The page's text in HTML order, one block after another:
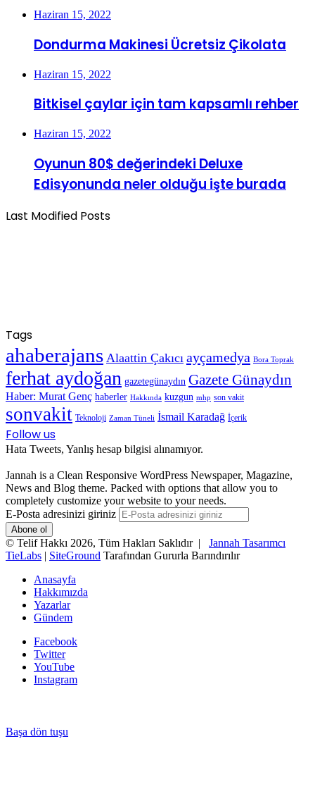
Haziran 15, 2022
Dondurma Makinesi Ücretsiz Çikolata
Haziran 15, 2022
Bitkisel çaylar için tam kapsamlı rehber
Haziran 15, 2022
Oyunun 80$ değerindeki Deluxe
Edisyonunda neler olduğu işte burada
Last Modified Posts
Tags
ahaberajans Alaattin Çakıcı ayçamedya Bora Toprak
ferhat aydoğan gazetegünaydın Gazete Günaydın
Haber: Murat Genç haberler Hakkında kuzgun mhp son vakit
sonvakit Teknoloji Zaman Tüneli İsmail Karadağ İçerik
Follow us
Hata Tweets, Yanlış hesap bilgisi alınamıyor.
Jannah is a Clean Responsive WordPress Newspaper, Magazine,
News and Blog theme. Packed with options that allow you to
completely customize your website to your needs.
E-Posta adresinizi giriniz
© Telif Hakkı 2026, Tüm Hakları Saklıdır | Jannah Tasarımcı
TieLabs | SiteGround Tarafından Gururla Barındırılır
Anasayfa
Hakkımızda
Yazarlar
Gündem
Facebook
Twitter
YouTube
Instagram
Başa dön tuşu